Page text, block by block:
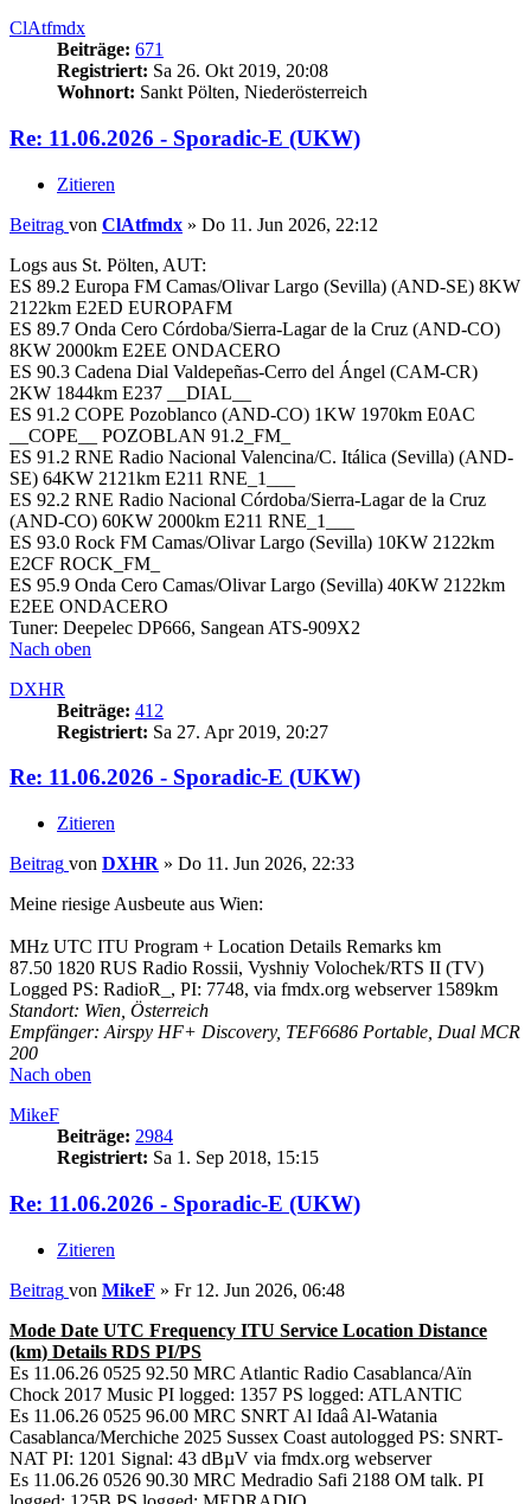
ClAtfmdx
Beiträge: 671
Registriert: Sa 26. Okt 2019, 20:08
Wohnort: Sankt Pölten, Niederösterreich
Re: 11.06.2026 - Sporadic-E (UKW)
Zitieren
Beitrag von ClAtfmdx » Do 11. Jun 2026, 22:12
Logs aus St. Pölten, AUT:
ES 89.2 Europa FM Camas/Olivar Largo (Sevilla) (AND-SE) 8KW
2122km E2ED EUROPAFM
ES 89.7 Onda Cero Córdoba/Sierra-Lagar de la Cruz (AND-CO)
8KW 2000km E2EE ONDACERO
ES 90.3 Cadena Dial Valdepeñas-Cerro del Ángel (CAM-CR)
2KW 1844km E237 __DIAL__
ES 91.2 COPE Pozoblanco (AND-CO) 1KW 1970km E0AC
__COPE__ POZOBLAN 91.2_FM_
ES 91.2 RNE Radio Nacional Valencina/C. Itálica (Sevilla) (AND-
SE) 64KW 2121km E211 RNE_1___
ES 92.2 RNE Radio Nacional Córdoba/Sierra-Lagar de la Cruz
(AND-CO) 60KW 2000km E211 RNE_1___
ES 93.0 Rock FM Camas/Olivar Largo (Sevilla) 10KW 2122km
E2CF ROCK_FM_
ES 95.9 Onda Cero Camas/Olivar Largo (Sevilla) 40KW 2122km
E2EE ONDACERO
Tuner: Deepelec DP666, Sangean ATS-909X2
Nach oben
DXHR
Beiträge: 412
Registriert: Sa 27. Apr 2019, 20:27
Re: 11.06.2026 - Sporadic-E (UKW)
Zitieren
Beitrag von DXHR » Do 11. Jun 2026, 22:33
Meine riesige Ausbeute aus Wien:
MHz UTC ITU Program + Location Details Remarks km
87.50 1820 RUS Radio Rossii, Vyshniy Volochek/RTS II (TV)
Logged PS: RadioR_, PI: 7748, via fmdx.org webserver 1589km
Standort: Wien, Österreich
Empfänger: Airspy HF+ Discovery, TEF6686 Portable, Dual MCR
200
Nach oben
MikeF
Beiträge: 2984
Registriert: Sa 1. Sep 2018, 15:15
Re: 11.06.2026 - Sporadic-E (UKW)
Zitieren
Beitrag von MikeF » Fr 12. Jun 2026, 06:48
Mode Date UTC Frequency ITU Service Location Distance
(km) Details RDS PI/PS
Es 11.06.26 0525 92.50 MRC Atlantic Radio Casablanca/Aïn
Chock 2017 Music PI logged: 1357 PS logged: ATLANTIC
Es 11.06.26 0525 96.00 MRC SNRT Al Idaâ Al-Watania
Casablanca/Merchiche 2025 Sussex Coast autologged PS: SNRT-
NAT PI: 1201 Signal: 43 dBµV via fmdx.org webserver
Es 11.06.26 0526 90.30 MRC Medradio Safi 2188 OM talk. PI